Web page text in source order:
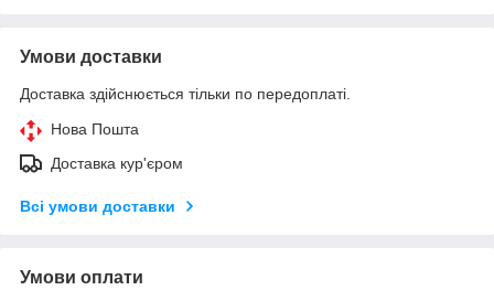
Умови доставки
Доставка здійснюється тільки по передоплаті.
Нова Пошта
Доставка кур'єром
Всі умови доставки
Умови оплати